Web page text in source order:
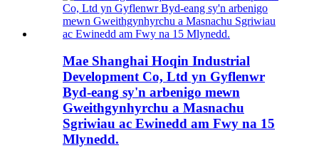
Mae Shanghai Hoqin Industrial
Development Co, Ltd yn Gyflenwr
Byd-eang sy'n arbenigo mewn
Gweithgynhyrchu a Masnachu
Sgriwiau ac Ewinedd am Fwy na 15
Mlynedd.